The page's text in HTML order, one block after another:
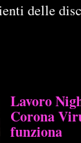
delle
Lavoro
Corona
funziona